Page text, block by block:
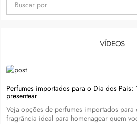
VÍDEOS
Perfumes importados para o Dia dos Pais:
presentear
Veja opções de perfumes importados
fragrância ideal para homenagear quem